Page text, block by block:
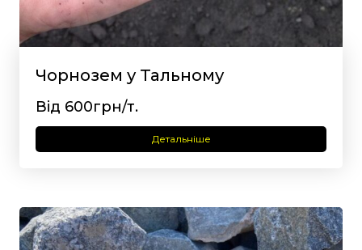
Чорнозем у Тальному
Від 600грн/т.
Детальніше